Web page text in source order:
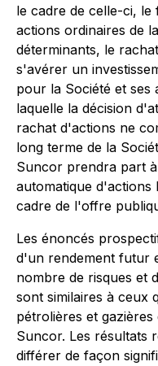
le cadre de celle-ci, le
actions ordinaires de
déterminants, le
s'avérer un
pour la Société et ses
laquelle la décision
rachat d'actions ne
long terme de la
Suncor prendra part
automatique d'actions
cadre de l'offre
Les énoncés
d'un rendement futur
nombre de risques et
sont similaires à ceux
pétrolières et
Suncor. Les résultats
différer de façon